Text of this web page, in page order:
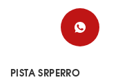
PISTA SRPERRO